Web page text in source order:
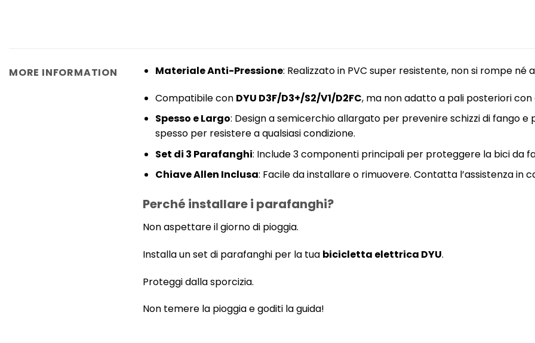
MORE INFORMATION Materiale Anti-Pressione: Realizzato in PVC super resistente, non si rompe né
Compatibile con DYU D3F/D3+/S2/V1/D2FC, ma non adatto a pali posteriori
Spesso e Largo: Design a semicerchio allargato per prevenire schizzi di fango
spesso per resistere a qualsiasi condizione.
Set di 3 Parafanghi: Include 3 componenti principali per proteggere la bici da
Chiave Allen Inclusa: Facile da installare o rimuovere. Contatta l’assistenza in
Perché installare i parafanghi?
Non aspettare il giorno di pioggia.
Installa un set di parafanghi per la tua bicicletta elettrica DYU.
Proteggi dalla sporcizia.
Non temere la pioggia e goditi la guida!